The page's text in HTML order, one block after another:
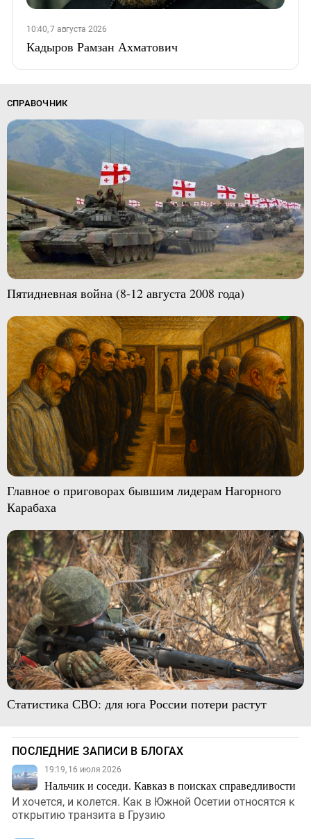
10:40, 7 августа 2026
Кадыров Рамзан Ахматович
СПРАВОЧНИК
Пятидневная война (8-12 августа 2008 года)
Главное о приговорах бывшим лидерам Нагорного
Карабаха
Статистика СВО: для юга России потери растут
ПОСЛЕДНИЕ ЗАПИСИ В БЛОГАХ
19:19, 16 июля 2026
Нальчик и соседи. Кавказ в поисках справедливости
И хочется, и колется. Как в Южной Осетии относятся к
открытию транзита в Грузию